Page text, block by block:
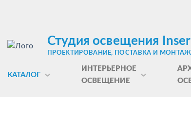
Студия освещения
ПРОЕКТИРОВАНИЕ, ПОСТАВКА И
КАТАЛОГ
ИНТЕРЬЕРНОЕ
ОСВЕЩЕНИЕ